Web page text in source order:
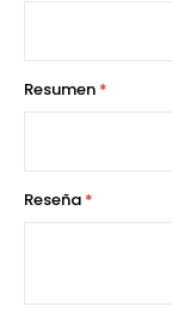
Resumen
Reseña